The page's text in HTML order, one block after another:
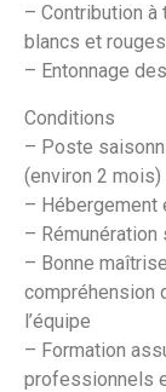
– Contribution
blancs et
– Entonnage
Conditions
– Poste
(environ 2 mois)
– Hébergement
– Rémunération
– Bonne
compréhension
l’équipe
– Formation
professionnels